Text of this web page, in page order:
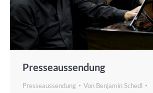
Presseaussendung
Presseaussendung Von Benjamin Schedl